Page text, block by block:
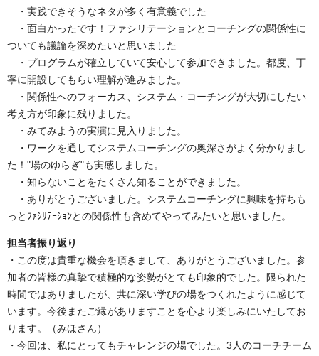
・実践できそうなネタが多く有意義でした
・面白かったです！ファシリテーションとコーチングの関係性に
ついても議論を深めたいと思いました
・プログラムが確立していて安心して参加できました。都度、丁
寧に開設してもらい理解が進みました。
・関係性へのフォーカス、システム・コーチングが大切にしたい
考え方が印象に残りました。
・みてみようの実演に見入りました。
・ワークを通してシステムコーチングの奥深さがよく分かりまし
た！"場のゆらぎ"も実感しました。
・知らないことをたくさん知ることができました。
・ありがとうございました。システムコーチングに興味を持ちも
っとﾌｧｼﾘﾃｰｼｮﾝとの関係性も含めてやってみたいと思いました。
担当者振り返り
・この度は貴重な機会を頂きまして、ありがとうございました。参
加者の皆様の真摯で積極的な姿勢がとても印象的でした。限られた
時間ではありましたが、共に深い学びの場をつくれたように感じて
います。今後またご縁がありますことを心より楽しみにいたしてお
ります。（みほさん）
・今回は、私にとってもチャレンジの場でした。3人のコーチチーム